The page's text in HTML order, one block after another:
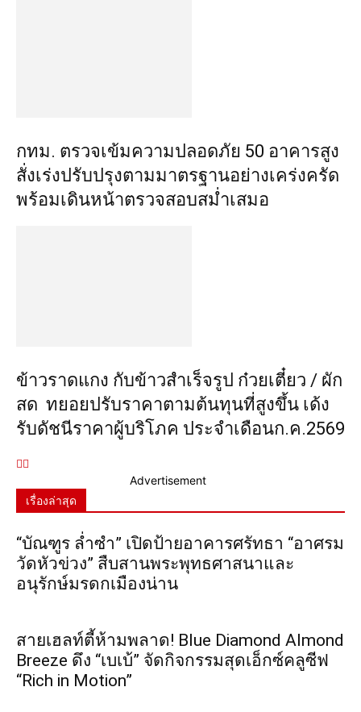
กทม. ตรวจเข้มความปลอดภัย 50 อาคารสูง
สั่งเร่งปรับปรุงตามมาตรฐานอย่างเคร่งครัด
พร้อมเดินหน้าตรวจสอบสม่ำเสมอ
ข้าวราดแกง กับข้าวสำเร็จรูป ก๋วยเตี๋ยว / ผัก
สด ทยอยปรับราคาตามต้นทุนที่สูงขึ้น เด้ง
รับดัชนีราคาผู้บริโภค ประจำเดือนก.ค.2569
Advertisement
เรื่องล่าสุด
“บัณฑูร ล่ำซำ” เปิดป้ายอาคารศรัทธา “อาศรม
วัดหัวข่วง” สืบสานพระพุทธศาสนาและ
อนุรักษ์มรดกเมืองน่าน
สายเฮลท์ตี้ห้ามพลาด! Blue Diamond Almond
Breeze ดึง “เบเบ้” จัดกิจกรรมสุดเอ็กซ์คลูซีฟ
“Rich in Motion”